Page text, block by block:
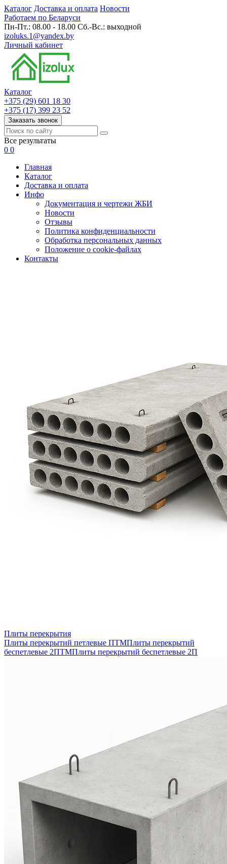
Каталог Доставка и оплата Новости
Работаем по Беларуси
Пн-Пт.: 08.00 - 18.00 Сб.-Вс.: выходной
izoluks.1@yandex.by
Личный кабинет
Каталог
+375 (29) 601 18 30
+375 (17) 399 23 52
Заказать звонок
Все результаты
0 0
Главная
Каталог
Доставка и оплата
Инфо
Документация и чертежи ЖБИ
Новости
Отзывы
Политика конфиденциальности
Обработка персональных данных
Положение о cookie-файлах
Контакты
Плиты перекрытия
Плиты перекрытий петлевые ПТМПлиты перекрытий
беспетлевые 2ПТМПлиты перекрытий беспетлевые 2П